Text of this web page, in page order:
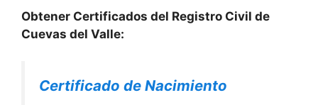
Obtener Certificados del Registro Civil de
Cuevas del Valle:
Certificado de Nacimiento